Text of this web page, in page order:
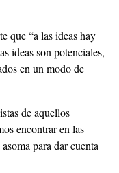
que “a las ideas hay
ideas son potenciales,
en un modo de
de aquellos
encontrar en las
para dar cuenta